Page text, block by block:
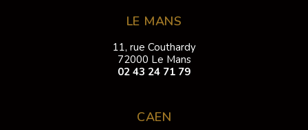
LE MANS
11, rue Couthardy
72000 Le Mans
02 43 24 71 79
CAEN